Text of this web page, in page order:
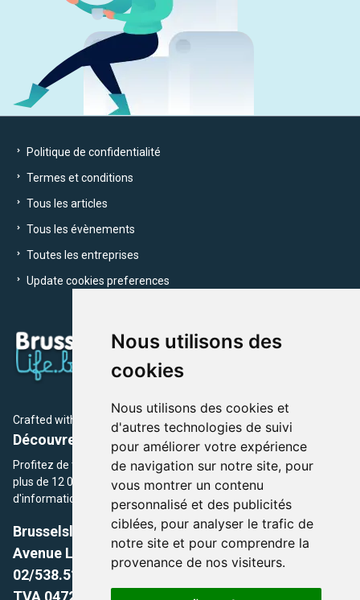
Nous utilisons des
cookies
Nous utilisons des cookies et
d'autres technologies de suivi
pour améliorer votre expérience
de navigation sur notre site, pour
vous montrer un contenu
personnalisé et des publicités
ciblées, pour analyser le trafic de
notre site et pour comprendre la
provenance de nos visiteurs.
Politique de confidentialité
Termes et conditions
Tous les articles
Tous les évènements
Toutes les entreprises
Update cookies preferences
Crafted with by Brusselslife Team
Découvrez plus de 12 000 adresses et événements
Profitez de toutes les sections de BrusselsLife.be et découvrez
plus de 12 000 adresses et un grand choix d'événements,
d'informations et de conseils et astuces de notre écriture.
Brusselslife.be
Avenue Louise, 500 -1050 Ixelles, Brussels,
02/538.51.49.
TVA 0472.281.221